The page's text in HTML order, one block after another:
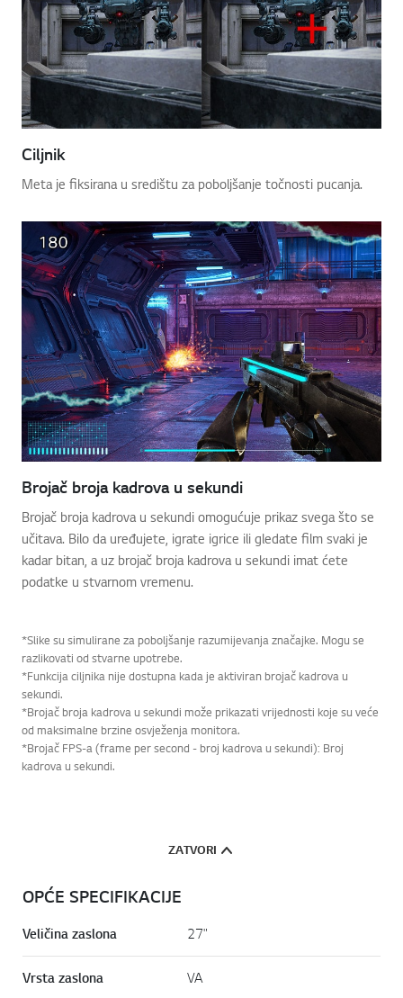
Ciljnik
Meta je fiksirana u središtu za poboljšanje točnosti pucanja.
Brojač broja kadrova u sekundi
Brojač broja kadrova u sekundi omogućuje prikaz svega što se
učitava. Bilo da uređujete, igrate igrice ili gledate film svaki je
kadar bitan, a uz brojač broja kadrova u sekundi imat ćete
podatke u stvarnom vremenu.
*Slike su simulirane za poboljšanje razumijevanja značajke. Mogu se
razlikovati od stvarne upotrebe.
*Funkcija ciljnika nije dostupna kada je aktiviran brojač kadrova u
sekundi.
*Brojač broja kadrova u sekundi može prikazati vrijednosti koje su veće
od maksimalne brzine osvježenja monitora.
*Brojač FPS-a (frame per second - broj kadrova u sekundi): Broj
kadrova u sekundi.
ZATVORI
OPĆE SPECIFIKACIJE
Veličina zaslona 27"
Vrsta zaslona VA